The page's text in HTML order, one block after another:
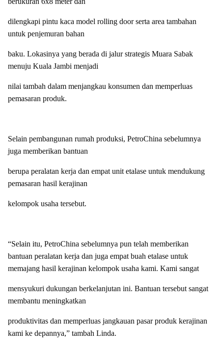
dilengkapi pintu kaca model rolling door serta area tambahan
untuk penjemuran bahan
baku. Lokasinya yang berada di jalur strategis Muara Sabak
menuju Kuala Jambi menjadi
nilai tambah dalam menjangkau konsumen dan memperluas
pemasaran produk.
Selain pembangunan rumah produksi, PetroChina sebelumnya
juga memberikan bantuan
berupa peralatan kerja dan empat unit etalase untuk mendukung
pemasaran hasil kerajinan
kelompok usaha tersebut.
“Selain itu, PetroChina sebelumnya pun telah memberikan
bantuan peralatan kerja dan juga empat buah etalase untuk
memajang hasil kerajinan kelompok usaha kami. Kami sangat
mensyukuri dukungan berkelanjutan ini. Bantuan tersebut sangat
membantu meningkatkan
produktivitas dan memperluas jangkauan pasar produk kerajinan
kami ke depannya,” tambah Linda.